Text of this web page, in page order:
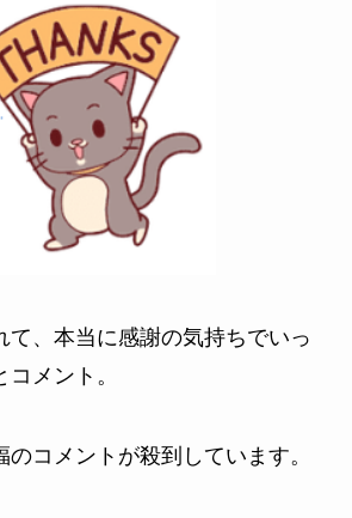
て、本当に感謝の気持ちでいっ
メント。
のコメントが殺到しています。